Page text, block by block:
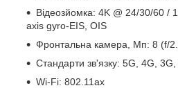
Відеозйомка: 4K @ 24/30/60 /
axis gyro-EIS, OIS
Фронтальна камера, Мп: 8 (f/
Стандарти зв'язку: 5G, 4G, 3G,
Wi-Fi: 802.11ax